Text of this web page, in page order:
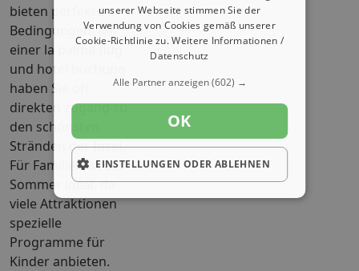
bieten perfekte
Bedingungen. Mit
einer la palma flug
und hotel buchung
haben Sie oft
direkten zugang zu
den schönsten
Stränden der Insel.
Für Familien ist der
Sommer ideal, da
viele Attraktionen
spezielle
Programme für
Kinder anbieten.
unserer Webseite stimmen Sie der
Verwendung von Cookies gemäß unserer
Cookie-Richtlinie zu.Weitere Informationen /
Datenschutz
Alle Partner anzeigen(602) →
OK
EINSTELLUNGEN ODER ABLEHNEN